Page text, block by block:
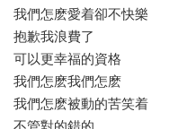
我們怎麽愛着卻不快樂
抱歉我浪費了
可以更幸福的資格
我們怎麽我們怎麽
我們怎麽被動的苦笑着
不管對的錯的